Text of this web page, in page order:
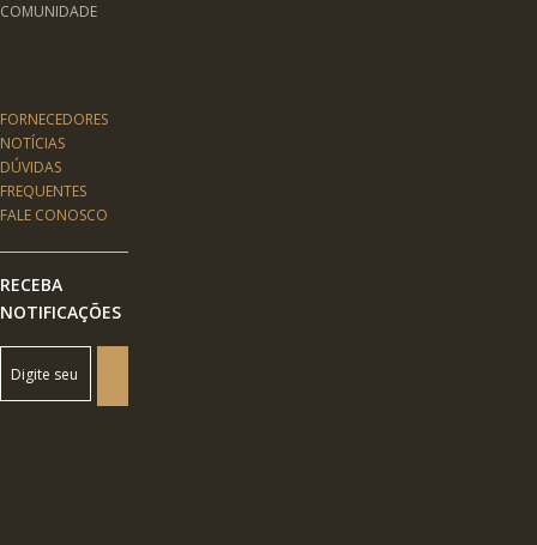
COMUNIDADE
FORNECEDORES
NOTÍCIAS
DÚVIDAS
FREQUENTES
FALE CONOSCO
RECEBA
NOTIFICAÇÕES